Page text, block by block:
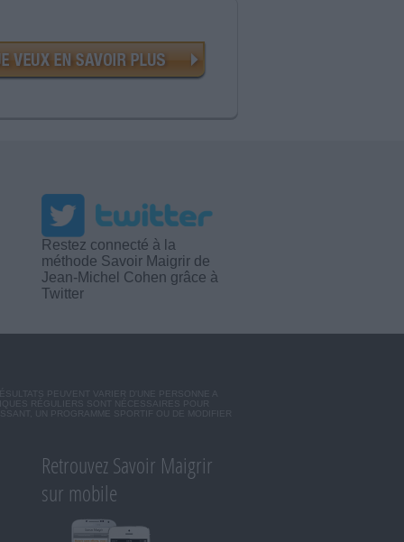
Restez connecté à la
méthode Savoir Maigrir de
Jean-Michel Cohen grâce à
Twitter
PEUVENT VARIER D'UNE PERSONNE A
RÉGULIERS SONT NÉCESSAIRES POUR
UN PROGRAMME SPORTIF OU DE MODIFIER
Retrouvez Savoir Maigrir
sur mobile